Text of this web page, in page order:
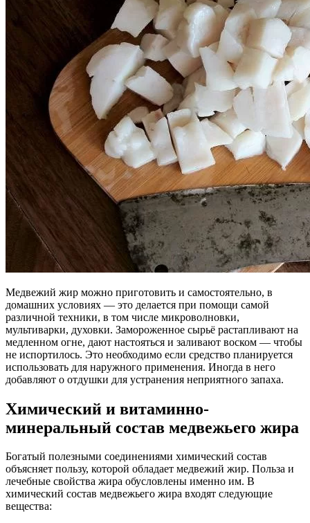
Медвежий жир можно приготовить и самостоятельно, в
домашних условиях — это делается при помощи самой
различной техники, в том числе микроволновки,
мультиварки, духовки. Замороженное сырьё растапливают на
медленном огне, дают настояться и заливают воском — чтобы
не испортилось. Это необходимо если средство планируется
использовать для наружного применения. Иногда в него
добавляют о отдушки для устранения неприятного запаха.
Химический и витаминно-
минеральный состав медвежьего жира
Богатый полезными соединениями химический состав
объясняет пользу, которой обладает медвежий жир. Польза и
лечебные свойства жира обусловлены именно им. В
химический состав медвежьего жира входят следующие
вещества: